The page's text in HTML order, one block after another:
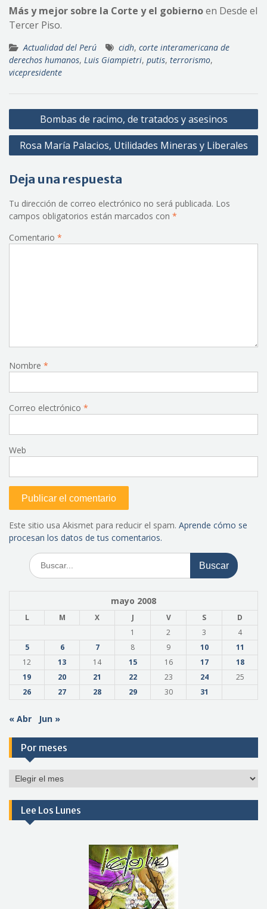
Más y mejor sobre la Corte y el gobiernoen Desde el
Tercer Piso.
Actualidad del Perú cidh, corte interamericana de
derechos humanos, Luis Giampietri, putis, terrorismo,
vicepresidente
Navegación
de
entradas
Bombas de racimo, de tratados y asesinos
Rosa María Palacios, Utilidades Mineras y Liberales
Deja una respuesta
Tu dirección de correo electrónico no será publicada. Los
campos obligatorios están marcados con *
Comentario *
Nombre *
Correo electrónico *
Web
Este sitio usa Akismet para reducir el spam. Aprende cómo se
procesan los datos de tus comentarios.
Buscar:
mayo 2008
L M X J V S
D
1
2 3
4
5
6 7 8 9 10
11
12
13 14 15 16 17
18
19
20 21 22 23 24
25
26
27 28 29 30 31
« Abr Jun »
Por meses
Por
Lee Los Lunes